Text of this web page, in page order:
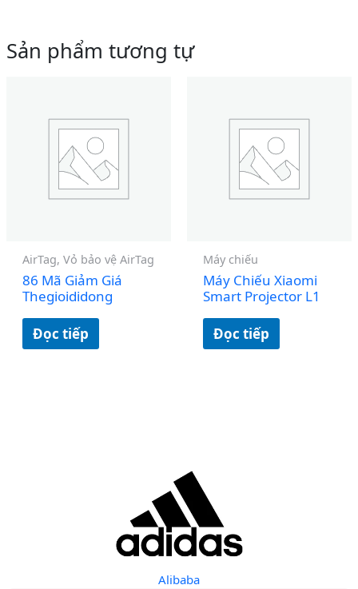
Sản phẩm tương tự
AirTag, Vỏ bảo vệ AirTag
86 Mã Giảm Giá
Thegioididong
Đọc tiếp
Máy chiếu
Máy Chiếu Xiaomi
Smart Projector L1
Đọc tiếp
Alibaba